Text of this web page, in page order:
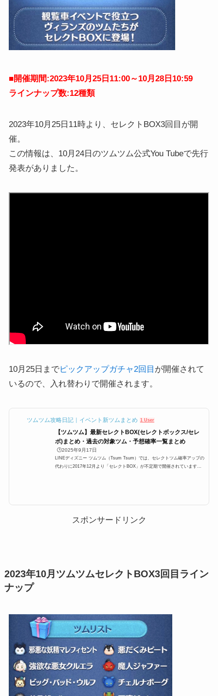
■開催期間:2023年10月25日11:00～10月28日10:59
ラインナップ数:12種類
2023年10月25日11時より、セレクトBOX3回目が開
催。
この情報は、10月24日のツムツム公式You Tubeで先行
発表がありました。
10月25日までピックアップガチャ2回目 が開催されて
いるので、入れ替わりで開催されます。
ツムツム攻略日記｜イベント新ツムまとめ 1 User
【ツムツム】最新セレクトBOX(セレクトボックス/セレ
ボ)まとめ・過去の対象ツム・予想確率一覧まとめ
🕒️2025年9月17日
LINEディズニー ツムツム（Tsum Tsum）では、セレクトツム確率アップの
代わりに2017年12月より「セレクトBOX」が不定期で開催されています。
OXが始まったのは、2017年12月4日...
スポンサードリンク
2023年10月ツムツムセレクトBOX3回目ライン
ナップ